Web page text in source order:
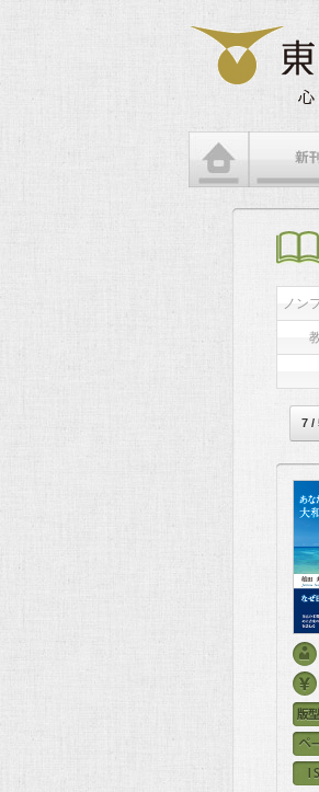
ノン
7 /